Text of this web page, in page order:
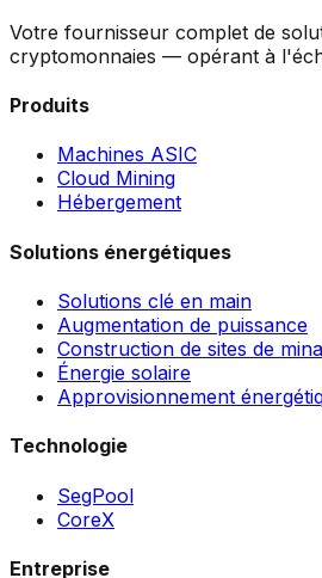
Votre fournisseur complet de
cryptomonnaies — opérant à
Produits
Machines ASIC
Cloud Mining
Hébergement
Solutions énergétiques
Solutions clé en main
Augmentation de puissance
Construction de sites de
Énergie solaire
Approvisionnement
Technologie
SegPool
CoreX
Entreprise